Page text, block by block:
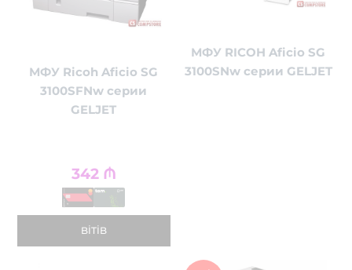
МФУ Ricoh Aficio SG
3100SFNw серии
GELJET
342 ₼
BITIB
МФУ RICOH Aficio SG
3100SNw серии GELJET